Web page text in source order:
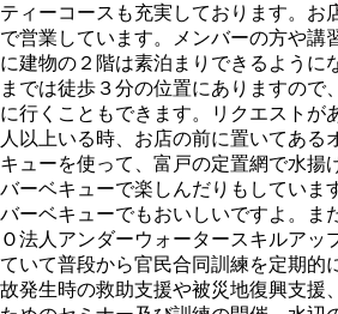
ティーコースも充実しております。お
で営業しています。メンバーの方や講
に建物の２階は素泊まりできるように
までは徒歩３分の位置にありますので
に行くこともできます。リクエストが
人以上いる時、お店の前に置いてある
キューを使って、富戸の定置網で水揚
バーベキューで楽しんだりもしていま
バーベキューでもおいしいですよ。ま
Ｏ法人アンダーウォータースキルアッ
ていて普段から官民合同訓練を定期的
故発生時の救助支援や被災地復興支援